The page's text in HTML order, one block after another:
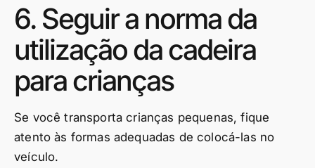
6. Seguir a norma da
utilização da cadeira
para crianças
Se você transporta crianças pequenas, fique
atento às formas adequadas de colocá-las no
veículo.